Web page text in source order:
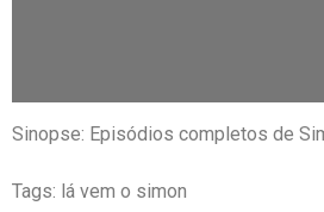
Sinopse: Episódios completos de
Tags: lá vem o simon